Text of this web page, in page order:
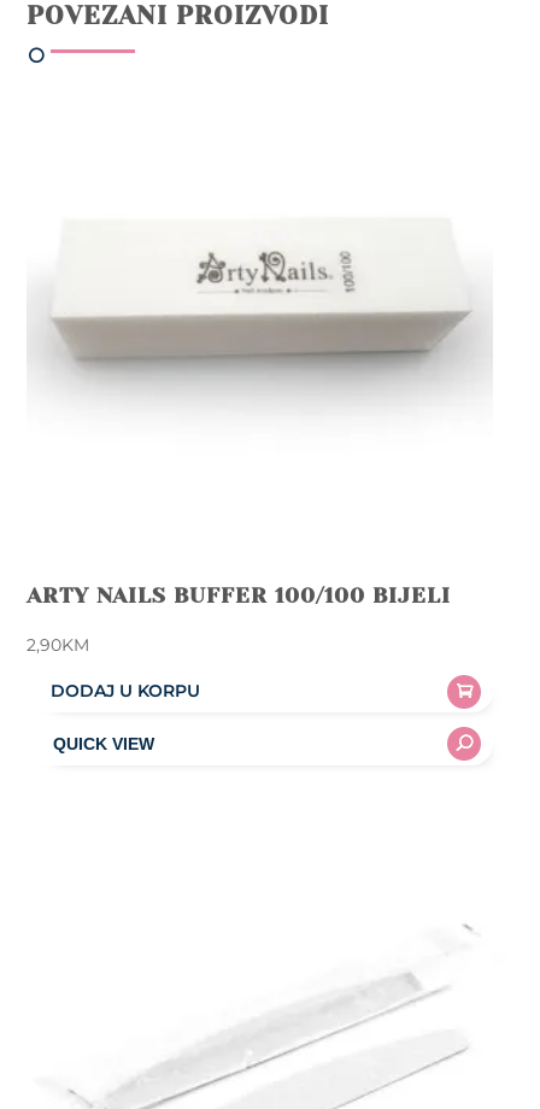
POVEZANI PROIZVODI
ARTY NAILS BUFFER 100/100 BIJELI
2,90KM
DODAJ U KORPU